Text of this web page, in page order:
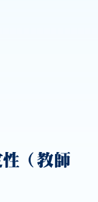
（教師